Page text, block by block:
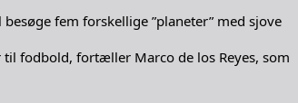
fem forskellige ”planeter” med sjove
fodbold, fortæller Marco de los Reyes, som